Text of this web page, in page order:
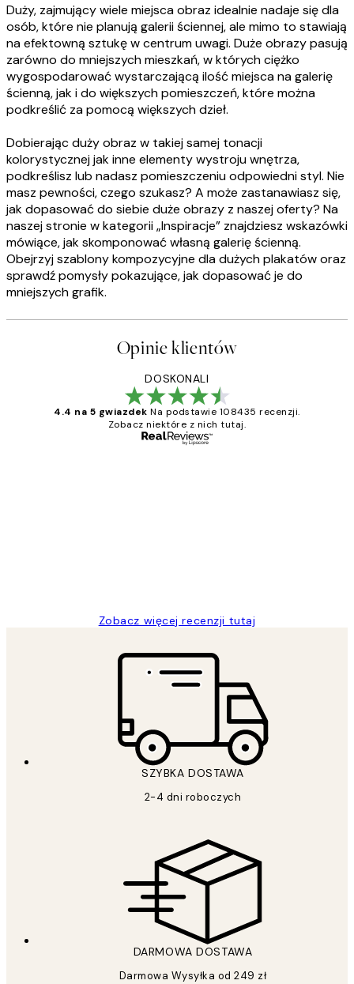
Duży, zajmujący wiele miejsca obraz idealnie nadaje się dla
osób, które nie planują galerii ściennej, ale mimo to stawiają
na efektowną sztukę w centrum uwagi. Duże obrazy pasują
zarówno do mniejszych mieszkań, w których ciężko
wygospodarować wystarczającą ilość miejsca na galerię
ścienną, jak i do większych pomieszczeń, które można
podkreślić za pomocą większych dzieł.
Dobierając duży obraz w takiej samej tonacji
kolorystycznej jak inne elementy wystroju wnętrza,
podkreślisz lub nadasz pomieszczeniu odpowiedni styl. Nie
masz pewności, czego szukasz? A może zastanawiasz się,
jak dopasować do siebie duże obrazy z naszej oferty? Na
naszej stronie w kategorii „Inspiracje” znajdziesz wskazówki
mówiące, jak skomponować własną galerię ścienną.
Obejrzyj szablony kompozycyjne dla dużych plakatów oraz
sprawdź pomysły pokazujące, jak dopasować je do
mniejszych grafik.
Opinie klientów
DOSKONALI
4.4 na 5 gwiazdek Na podstawie 108435 recenzji.
Zobacz niektóre z nich tutaj.
Zobacz więcej recenzji tutaj
SZYBKA DOSTAWA
2-4 dni roboczych
DARMOWA DOSTAWA
Darmowa Wysyłka od 249 zł